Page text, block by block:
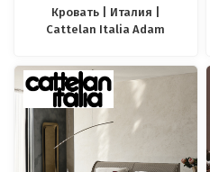
Кровать | Италия |
Cattelan Italia Adam